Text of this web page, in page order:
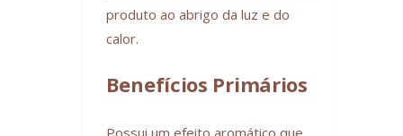
produto ao abrigo da luz e do
calor.
Benefícios Primários
Possui um efeito aromático que